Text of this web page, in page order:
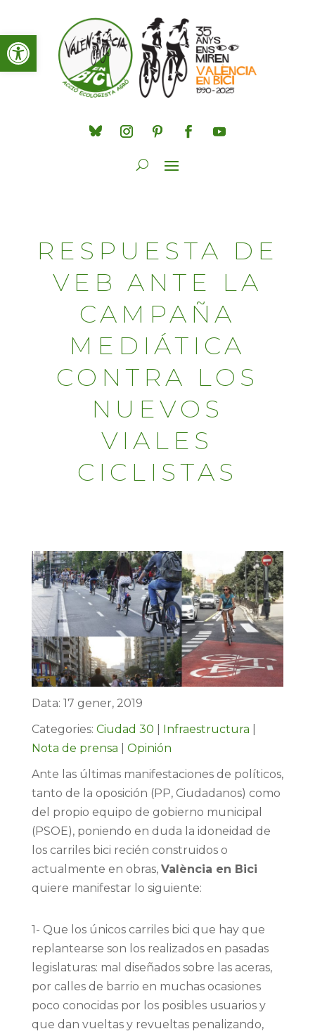
Obre la barra d'eines
RESPUESTA DE
VEB ANTE LA
CAMPAÑA
MEDIÁTICA
CONTRA LOS
NUEVOS
VIALES
CICLISTAS
Data: 17 gener, 2019
Categories: Ciudad 30 Infraestructura
Nota de prensa
Opinión
Ante las últimas manifestaciones de políticos,
tanto de la oposición (PP, Ciudadanos) como
del propio equipo de gobierno municipal
(PSOE), poniendo en duda la idoneidad de
los carriles bici recién construidos o
actualmente en obras, València en Bici
quiere manifestar lo siguiente:
1- Que los únicos carriles bici que hay que
replantearse son los realizados en pasadas
legislaturas: mal diseñados sobre las aceras,
por calles de barrio en muchas ocasiones
poco conocidas por los posibles usuarios y
que dan vueltas y revueltas penalizando,